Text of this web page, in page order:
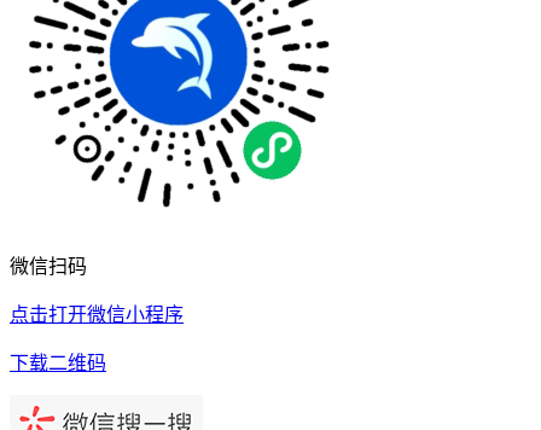
微信扫码
点击打开微信小程序
下载二维码